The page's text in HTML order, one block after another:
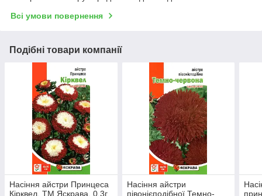
Всі умови повернення
Подібні товари компанії
Насіння айстри Принцеса
Кiрквел, ТМ Яскрава, 0,3г
Насіння айстри
пiвонiєподібної Темно-